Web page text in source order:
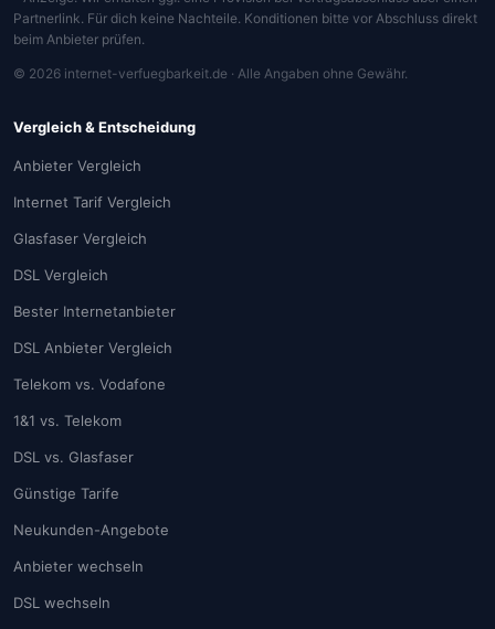
Partnerlink. Für dich keine Nachteile. Konditionen bitte vor Abschluss direkt
beim Anbieter prüfen.
© 2026 internet-verfuegbarkeit.de · Alle Angaben ohne Gewähr.
Vergleich & Entscheidung
Anbieter Vergleich
Internet Tarif Vergleich
Glasfaser Vergleich
DSL Vergleich
Bester Internetanbieter
DSL Anbieter Vergleich
Telekom vs. Vodafone
1&1 vs. Telekom
DSL vs. Glasfaser
Günstige Tarife
Neukunden-Angebote
Anbieter wechseln
DSL wechseln